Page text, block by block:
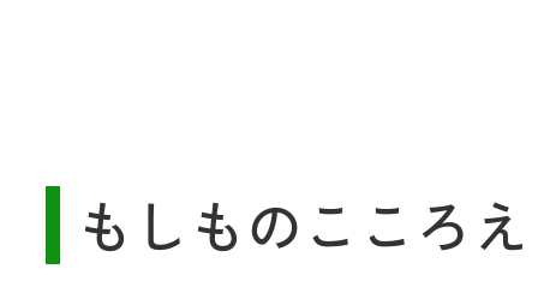
もしものこころえ